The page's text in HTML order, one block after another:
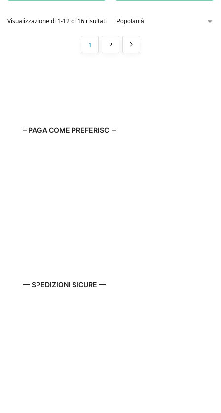
Visualizzazione di 1-12 di 16 risultati
1 2
– PAGA COME PREFERISCI –
— SPEDIZIONI SICURE —